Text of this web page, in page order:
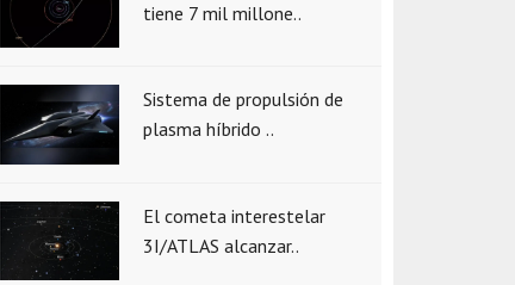
tiene 7 mil millone..
Sistema de propulsión de
plasma híbrido ..
El cometa interestelar
3I/ATLAS alcanzar..